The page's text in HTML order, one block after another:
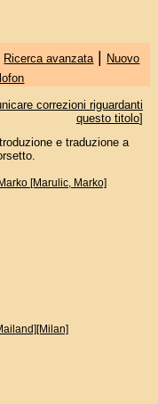
Ricerca avanzata | Nuovo
correzioni riguardanti
questo titolo]
e traduzione a
[Marulic, Marko]